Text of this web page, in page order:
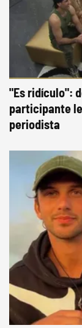
"Es ridículo":
participante
periodista